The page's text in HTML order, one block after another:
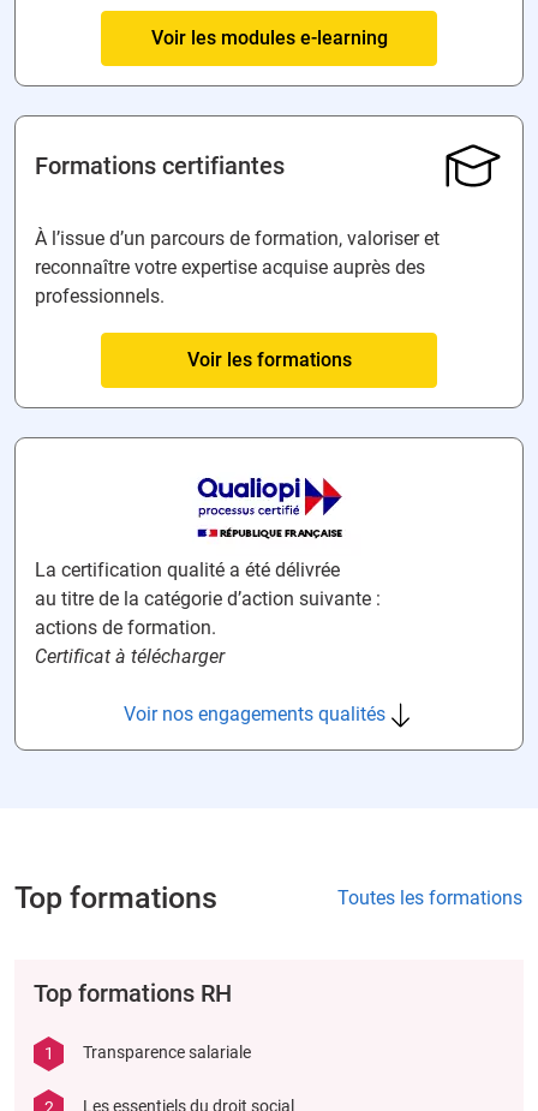
Voir les modules e-learning
Formations certifiantes
À l’issue d’un parcours de formation, valoriser et
reconnaître votre expertise acquise auprès des
professionnels.
Voir les formations
La certification qualité a été délivrée
au titre de la catégorie d’action suivante :
actions de formation.
Certificat à télécharger
Voir nos engagements qualités
Top formations Toutes les formations
Top formations RH
1 Transparence salariale
2 Les essentiels du droit social